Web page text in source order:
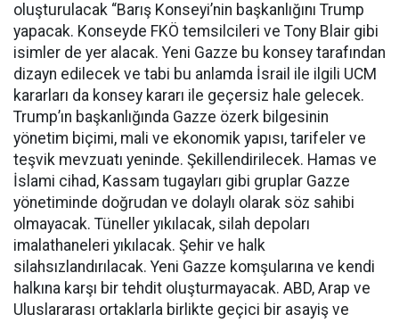
oluşturulacak “Barış Konseyi’nin başkanlığını Trump
yapacak. Konseyde FKÖ temsilcileri ve Tony Blair gibi
isimler de yer alacak. Yeni Gazze bu konsey tarafından
dizayn edilecek ve tabi bu anlamda İsrail ile ilgili UCM
kararları da konsey kararı ile geçersiz hale gelecek.
Trump’ın başkanlığında Gazze özerk bilgesinin
yönetim biçimi, mali ve ekonomik yapısı, tarifeler ve
teşvik mevzuatı yeninde. Şekillendirilecek. Hamas ve
İslami cihad, Kassam tugayları gibi gruplar Gazze
yönetiminde doğrudan ve dolaylı olarak söz sahibi
olmayacak. Tüneller yıkılacak, silah depoları
imalathaneleri yıkılacak. Şehir ve halk
silahsızlandırılacak. Yeni Gazze komşularına ve kendi
halkına karşı bir tehdit oluşturmayacak. ABD, Arap ve
Uluslararası ortaklarla birlikte geçici bir asayiş ve